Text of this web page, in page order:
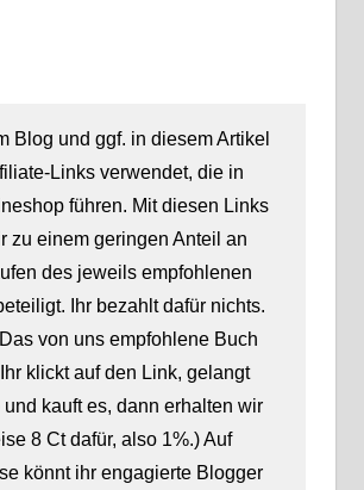
Blog und ggf. in diesem Artikel
Links verwendet, die in
führen. Mit diesen Links
zu einem geringen Anteil an
des jeweils empfohlenen
Ihr bezahlt dafür nichts.
von uns empfohlene Buch
klickt auf den Link, gelangt
kauft es, dann erhalten wir
8 Ct dafür, also 1%.) Auf
könnt ihr engagierte Blogger